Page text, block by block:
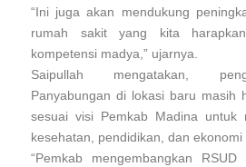
“Ini juga akan mendukung
rumah sakit yang kita
kompetensi madya,” ujarnya.
Saipullah mengatakan,
Panyabungan di lokasi baru masih
sesuai visi Pemkab Madina untuk
kesehatan, pendidikan, dan ekonomi
“Pemkab mengembangkan RSUD